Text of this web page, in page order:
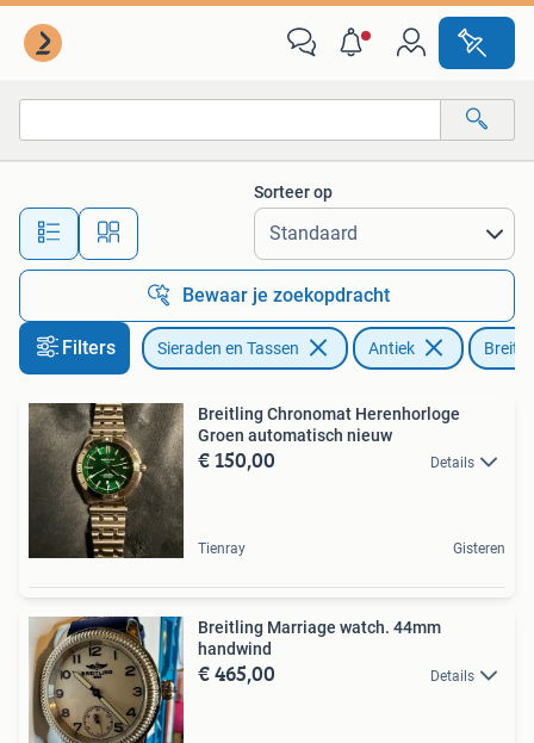
Alle afstanden…
Sorteer op
Bewaar je zoekopdracht
Filters Sieraden en Tassen Antiek
Breitling Chronomat Herenhorloge
Groen automatisch nieuw
€ 150,00 Details
Tienray Gisteren
Breitling Marriage watch. 44mm
handwind
€ 465,00 Details